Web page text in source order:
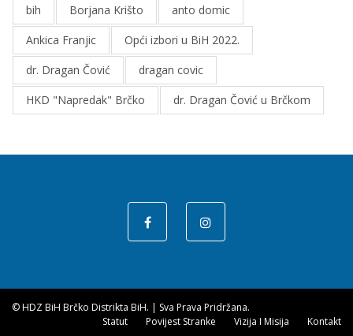
bih
Borjana Krišto
anto domic
Ankica Franjic
Opći izbori u BiH 2022.
dr. Dragan Čović
dragan covic
HKD "Napredak" Brčko
dr. Dragan Čović u Brčkom
© HDZ BiH Brčko Distrikta BiH. | Sva Prava Pridržana.
Statut
Povijest Stranke Vizija I Misija Kontakt